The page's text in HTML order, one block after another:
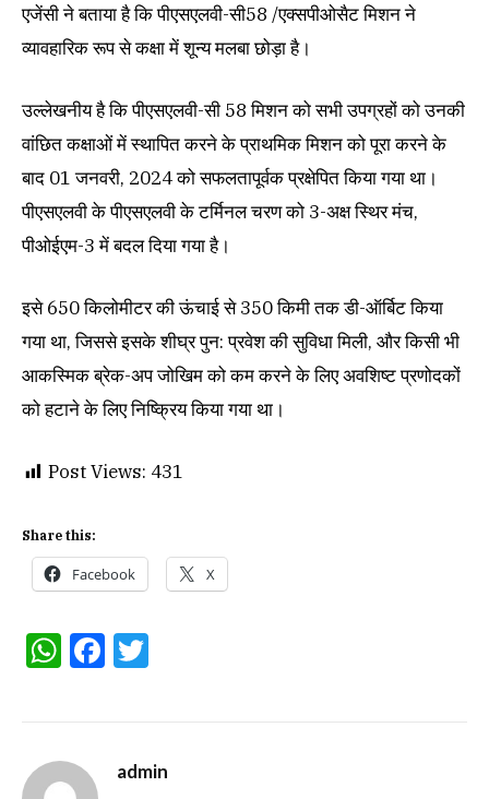
एजेंसी ने बताया है कि पीएसएलवी-सी58 /एक्सपीओसैट मिशन ने
व्यावहारिक रूप से कक्षा में शून्य मलबा छोड़ा है।
उल्लेखनीय है कि पीएसएलवी-सी 58 मिशन को सभी उपग्रहों को उनकी
वांछित कक्षाओं में स्थापित करने के प्राथमिक मिशन को पूरा करने के
बाद 01 जनवरी, 2024 को सफलतापूर्वक प्रक्षेपित किया गया था।
पीएसएलवी के पीएसएलवी के टर्मिनल चरण को 3-अक्ष स्थिर मंच,
पीओईएम-3 में बदल दिया गया है।
इसे 650 किलोमीटर की ऊंचाई से 350 किमी तक डी-ऑर्बिट किया
गया था, जिससे इसके शीघ्र पुन: प्रवेश की सुविधा मिली, और किसी भी
आकस्मिक ब्रेक-अप जोखिम को कम करने के लिए अवशिष्ट प्रणोदकों
को हटाने के लिए निष्क्रिय किया गया था।
Post Views: 431
Share this:
Facebook X
WhatsApp
Facebook
admin